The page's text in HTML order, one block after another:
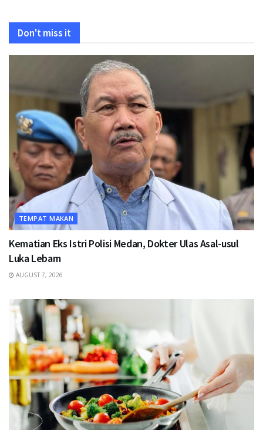
Don't miss it
TEMPAT MAKAN
Kematian Eks Istri Polisi Medan, Dokter Ulas Asal-usul
Luka Lebam
AUGUST 7, 2026